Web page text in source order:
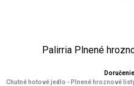
Palirria Plnené
Chutné hotové jedlo - Plnené hroznové